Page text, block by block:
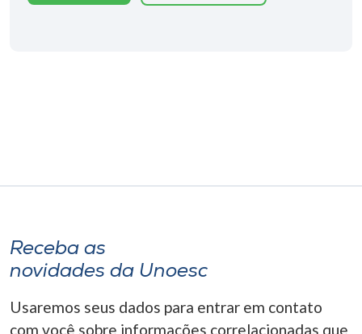
o idioma
A-
Receba as
novidades da Unoesc
Usaremos seus dados para entrar em contato
com você sobre informações correlacionadas que